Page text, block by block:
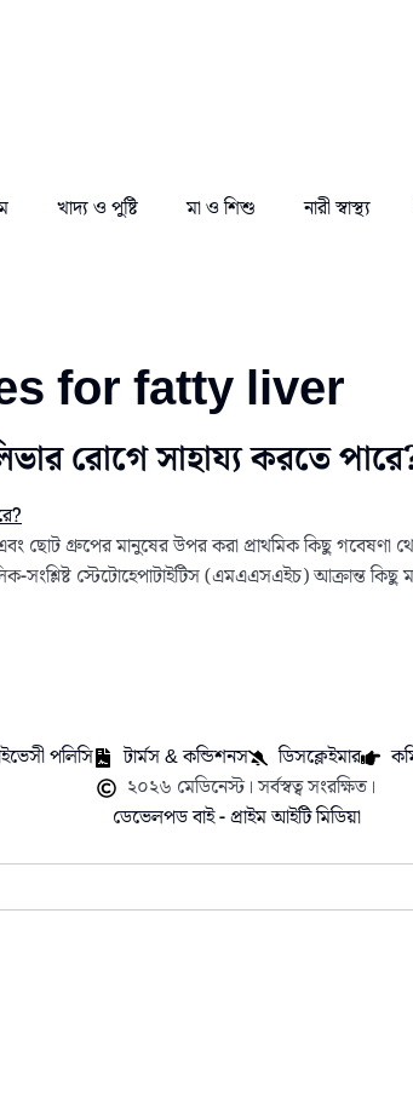
খাদ্য ও পুষ্টি মা ও শিশু নারী স্বাস্থ্য
for fatty liver
রোগে সাহায্য করতে
ছোট গ্রুপের মানুষের উপর করা প্রাথমিক কিছু গবেষণা
সংশ্লিষ্ট স্টেটোহেপাটাইটিস (এমএএসএইচ) আক্রান্ত
পলিসি টার্মস & কন্ডিশনস ডিসক্লেইমার
২০২৬ মেডিনেস্ট। সর্বস্বত্ব সংরক্ষিত।
ডেভেলপড বাই - প্রাইম আইটি মিডিয়া